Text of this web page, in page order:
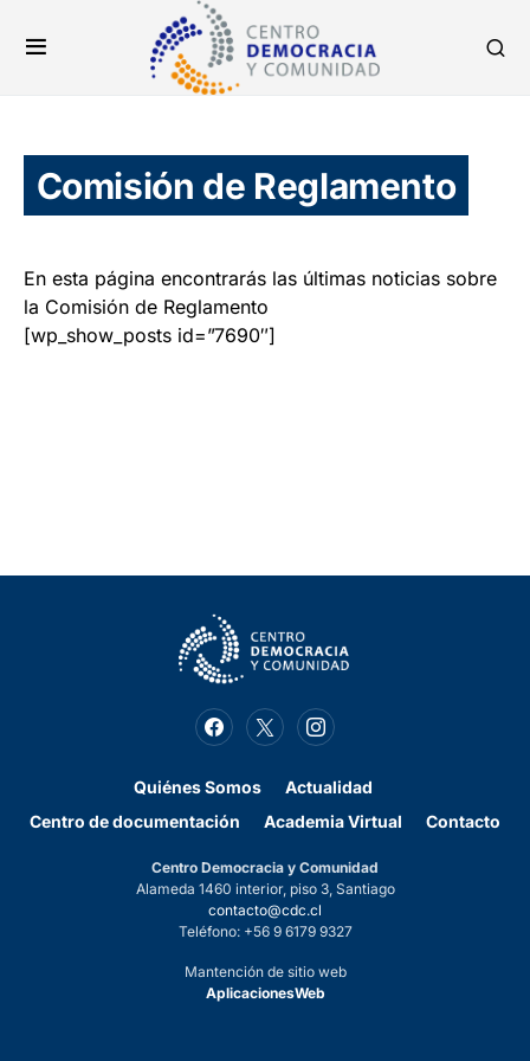
Comisión de Reglamento
En esta página encontrarás las últimas noticias sobre
la Comisión de Reglamento
[wp_show_posts id=”7690″]
Quiénes Somos
Actualidad
Centro de documentación
Academia Virtual Contacto
Centro Democracia y Comunidad
Alameda 1460 interior, piso 3, Santiago
contacto@cdc.cl
Teléfono: +56 9 6179 9327
Mantención de sitio web
AplicacionesWeb